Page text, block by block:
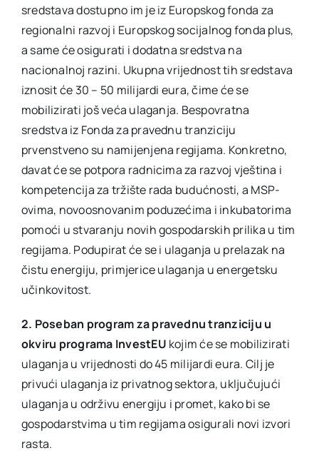
sredstava dostupno im je iz Europskog fonda za
regionalni razvoj i Europskog socijalnog fonda plus,
a same će osigurati i dodatna sredstva na
nacionalnoj razini. Ukupna vrijednost tih sredstava
iznosit će 30 – 50 milijardi eura, čime će se
mobilizirati još veća ulaganja. Bespovratna
sredstva iz Fonda za pravednu tranziciju
prvenstveno su namijenjena regijama. Konkretno,
davat će se potpora radnicima za razvoj vještina i
kompetencija za tržište rada budućnosti, a MSP-
ovima, novoosnovanim poduzećima i inkubatorima
pomoći u stvaranju novih gospodarskih prilika u tim
regijama. Podupirat će se i ulaganja u prelazak na
čistu energiju, primjerice ulaganja u energetsku
učinkovitost.
2. Poseban program za pravednu tranziciju u
okviru programa InvestEU kojim će se mobilizirati
ulaganja u vrijednosti do 45 milijardi eura. Cilj je
privući ulaganja iz privatnog sektora, uključujući
ulaganja u održivu energiju i promet, kako bi se
gospodarstvima u tim regijama osigurali novi izvori
rasta.